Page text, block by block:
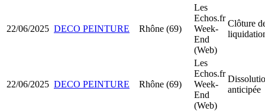
22/06/2025 DECO PEINTURE Rhône (69)
Les
Echos.fr
Week-
End
(Web)
Clôture
22/06/2025 DECO PEINTURE Rhône (69)
Les
Echos.fr
Week-
End
(Web)
anticipée